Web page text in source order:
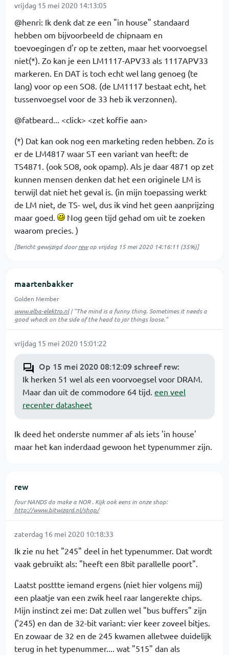
vrijdag 15 mei 2020 14:13:05
@henri: Ik denk dat ze een "in house" standaard
hebben om bijvoorbeeld de chipnaam en
toevoegingen d'r op te zetten, maar het voorvoegsel
niet(*). Zo kan je een LM1117-APV33 als 1117APV33
markeren. En DAT is toch echt wel lang genoeg (te
lang) voor op een SO8. (de LM1117 bestaat echt, het
tussenvoegsel voor de 33 heb ik verzonnen).
@fatbeard... <click> <zet koffie aan>
(*) Dat kan ook nog een marketing reden hebben. Zo is
er de LM4817 waar ST een variant van heeft: de
TS4871. (ook SO8, ook opamp). Als je daar 4871 op zet
kunnen mensen denken dat het een originele LM is
terwijl dat niet het geval is. (in mijn toepassing werkt
de LM niet, de TS- wel, dus ik vind het geen aanprijzing
maar goed.
Nog geen tijd gehad om uit te zoeken
waarom precies. )
[Bericht gewijzigd doorrewop vrijdag 15 mei 2020 14:16:11 (35%)]
maartenbakker
Golden Member
www.elba-elektro.nl| "The mind is a funny thing. Sometimes it needs a
good whack on the side of the head to jar things loose."
vrijdag 15 mei 2020 15:01:22
Op 15 mei 2020 08:12:09 schreef rew:
Ik herken 51 wel als een voorvoegsel voor DRAM.
Maar dan uit de commodore 64 tijd. een veel
recenter datasheet
Ik deed het onderste nummer af als iets 'in house'
maar het kan inderdaad gewoon het typenummer zijn.
rew
four NANDS do make a NOR . Kijk ook eens in onze shop:
http://www.bitwizard.nl/shop/
zaterdag 16 mei 2020 10:18:33
Ik zie nu het "245" deel in het typenummer. Dat wordt
vaak gebruikt als: "heeft een 8bit parallelle poort".
Laatst posttte iemand ergens (niet hier volgens mij)
een plaatje van een zwik heel raar langerekte chips.
Mijn instinct zei me: Dat zullen wel "bus buffers" zijn
('245) en dan de 32-bit variant: vier keer zoveel bitjes.
En zowaar de 32 en de 245 kwamen alletwee duidelijk
terug in het typenummer.... wat "515" dan als